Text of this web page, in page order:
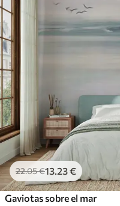
22.05€13.23€
Gaviotas sobre el mar